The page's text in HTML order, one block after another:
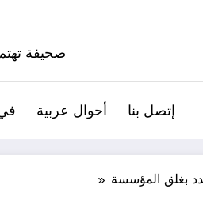
صحيفة
إتصل بنا أحوال عربية
بغلق المؤسسة